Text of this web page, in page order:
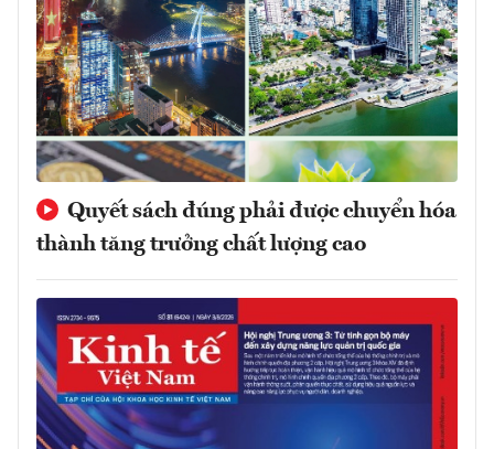
Quyết sách đúng phải được chuyển hóa
thành tăng trưởng chất lượng cao